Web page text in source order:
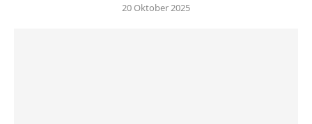
20 Oktober 2025